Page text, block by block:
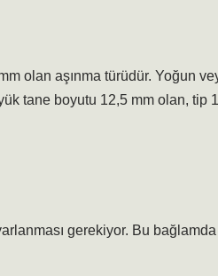
olan aşınma türüdür. Yoğun
tane boyutu 12,5 mm olan, tip
gerekiyor. Bu bağlamda